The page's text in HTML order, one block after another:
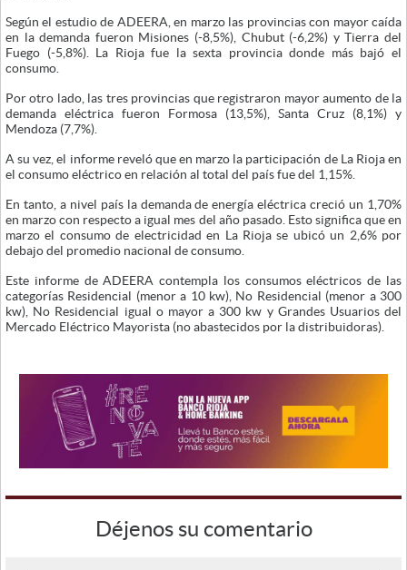
Según el estudio de ADEERA, en marzo las provincias con mayor caída
en la demanda fueron Misiones (-8,5%), Chubut (-6,2%) y Tierra del
Fuego (-5,8%). La Rioja fue la sexta provincia donde más bajó el
consumo.
Por otro lado, las tres provincias que registraron mayor aumento de la
demanda eléctrica fueron Formosa (13,5%), Santa Cruz (8,1%) y
Mendoza (7,7%).
A su vez, el informe reveló que en marzo la participación de La Rioja en
el consumo eléctrico en relación al total del país fue del 1,15%.
En tanto, a nivel país la demanda de energía eléctrica creció un 1,70%
en marzo con respecto a igual mes del año pasado. Esto significa que en
marzo el consumo de electricidad en La Rioja se ubicó un 2,6% por
debajo del promedio nacional de consumo.
Este informe de ADEERA contempla los consumos eléctricos de las
categorías Residencial (menor a 10 kw), No Residencial (menor a 300
kw), No Residencial igual o mayor a 300 kw y Grandes Usuarios del
Mercado Eléctrico Mayorista (no abastecidos por la distribuidoras).
Déjenos su comentario